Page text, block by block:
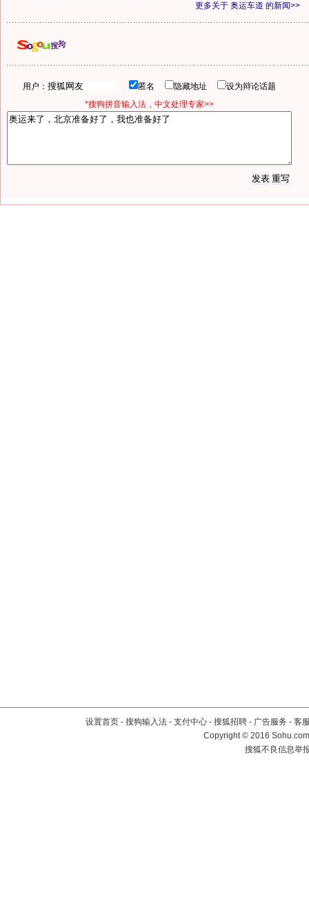
更多关于 奥运车道 的新闻>>
用户： 匿名 隐藏地址
设为辩论话题
*搜狗拼音输入法，中文处理专家>>
设置首页 - 搜狗输入法 - 支付中心 - 搜狐招聘 - 广告服务 - 客
Copyright©2016
搜狐不良信息举